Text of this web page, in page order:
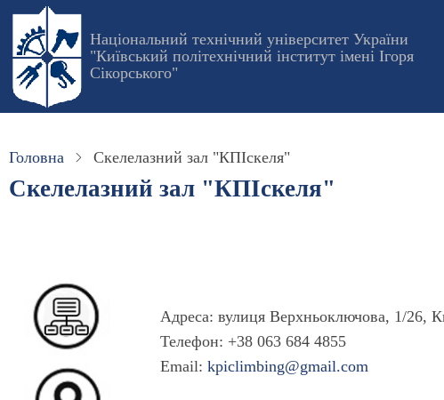
Перейти
основного
вмісту
Національний технічний університет України
"Київський політехнічний інститут імені Ігоря
Сікорського"
Головна Скелелазний зал "КПІскеля"
Скелелазний зал "КПІскеля"
Адреса: вулиця Верхньоключова, 1/26,
Телефон: +38 063 684 4855
Email:kpiclimbing@gmail.com